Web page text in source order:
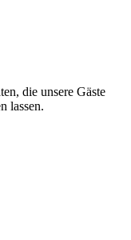
die unsere Gäste
lassen.